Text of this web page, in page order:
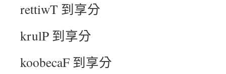
rettiwT 到享分
krulP 到享分
koobecaF 到享分